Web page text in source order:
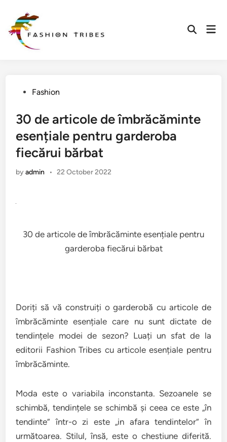
content
PostedFashion
30 de articole de îmbrăcăminte
esențiale pentru garderoba
fiecărui bărbat
byadmin • 22 October 2022
30 de articole de îmbrăcăminte esențiale pentru
garderoba fiecărui bărbat
Doriți să vă construiți o garderobă cu articole de
îmbrăcăminte esențiale care nu sunt dictate de
tendințele modei de sezon? Luați un sfat de la
editorii Fashion Tribes cu articole esențiale pentru
îmbrăcăminte.
Moda este o variabila inconstanta. Sezoanele se
schimbă, tendințele se schimbă și ceea ce este „în
tendinte” într-o zi este „in afara tendintelor” în
următoarea. Stilul, însă, este o chestiune diferită.